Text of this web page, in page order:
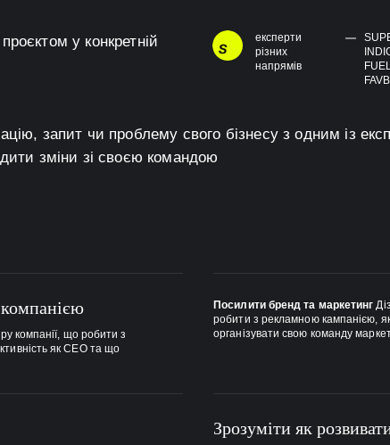
у конкретній
експерти
різних
напрямів
запит чи проблему свого бізнесу з одним із
зміни зі своєю командою
компанії, що робити з
як СЕО та що
Посилити бренд та маркетинг
робити з рекламною кампанією,
організувати свою команду
Зрозуміти як